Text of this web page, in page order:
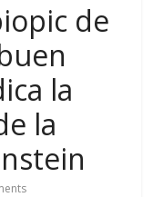
de
la
la